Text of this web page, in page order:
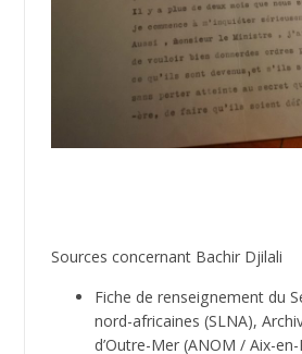
Sources concernant Bachir Djilali
Fiche de renseignement du
nord-africaines (SLNA),
d’Outre-Mer (ANOM / Aix-